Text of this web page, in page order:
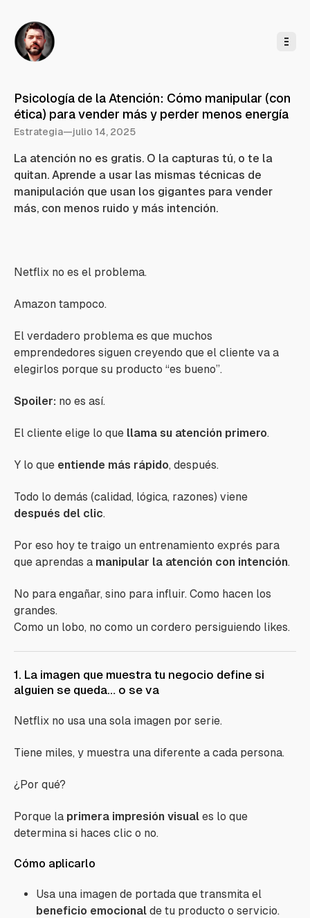
Psicología de la Atención: Cómo manipular (con
ética) para vender más y perder menos energía
Estrategia—julio 14, 2025
La atención no es gratis. O la capturas tú, o te la
quitan. Aprende a usar las mismas técnicas de
manipulación que usan los gigantes para vender
más, con menos ruido y más intención.
Netflix no es el problema.
Amazon tampoco.
El verdadero problema es que muchos
emprendedores siguen creyendo que el cliente va a
elegirlos porque su producto “es bueno”.
Spoiler: no es así.
El cliente elige lo que llama su atención primero.
Y lo que entiende más rápido, después.
Todo lo demás (calidad, lógica, razones) viene
después del clic.
Por eso hoy te traigo un entrenamiento exprés para
que aprendas a manipular la atención con intención.
No para engañar, sino para influir. Como hacen los
grandes.
Como un lobo, no como un cordero persiguiendo likes.
1. La imagen que muestra tu negocio define si
alguien se queda… o se va
Netflix no usa una sola imagen por serie.
Tiene miles, y muestra una diferente a cada persona.
¿Por qué?
Porque la primera impresión visual es lo que
determina si haces clic o no.
Cómo aplicarlo
Usa una imagen de portada que transmita el
beneficio emocional de tu producto o servicio.